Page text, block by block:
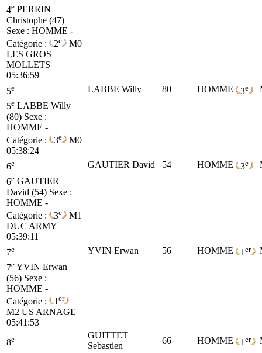
4e PERRIN
Christophe (47)
Sexe : HOMME -
Catégorie :
2e
M0
LES GROS
MOLLETS
05:36:59
5e LABBE Willy 80 HOMME 3e
5e LABBE Willy
(80) Sexe :
HOMME -
Catégorie :
3e
M0
05:38:24
6e GAUTIER David 54 HOMME 3e
6e GAUTIER
David (54) Sexe :
HOMME -
Catégorie :
3e
M1
DUC ARMY
05:39:11
7e YVIN Erwan 56 HOMME 1 er
7e YVIN Erwan
(56) Sexe :
HOMME -
Catégorie :
1 er
M2 US ARNAGE
05:41:53
8e
GUITTET
Sebastien
66 HOMME 1 er